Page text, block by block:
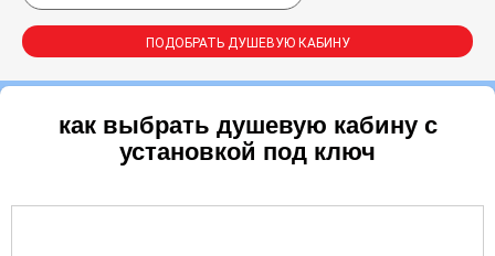
ПОДОБРАТЬ ДУШЕВУЮ КАБИНУ
как выбрать душевую кабину с
установкой под ключ